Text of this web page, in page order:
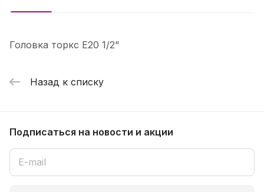
Головка торкс E20 1/2"
Назад к списку
Подписаться на новости и акции